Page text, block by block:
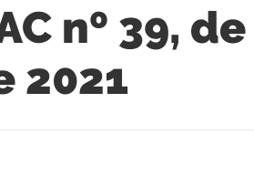
nº 39,
2021